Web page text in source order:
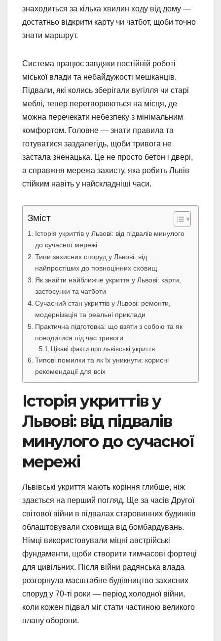
знаходиться за кілька хвилин ходу від дому —
достатньо відкрити карту чи чатбот, щоби точно
знати маршрут.
Система працює завдяки постійній роботі
міської влади та небайдужості мешканців.
Підвали, які колись зберігали вугілля чи старі
меблі, тепер перетворюються на місця, де
можна перечекати небезпеку з мінімальним
комфортом. Головне — знати правила та
готуватися заздалегідь, щоби тривога не
застала зненацька. Це не просто бетон і двері,
а справжня мережа захисту, яка робить Львів
стійким навіть у найскладніші часи.
Зміст
Історія укриттів у Львові: від підвалів минулого
до сучасної мережі
Типи захисних споруд у Львові: від
найпростіших до повноцінних сховищ
Як знайти найближче укриття у Львові: карти,
застосунки та чатботи
Сучасний стан укриттів у Львові: ремонти,
модернізація та реальні приклади
Практична підготовка: що взяти з собою та як
поводитися під час тривоги
Цікаві факти про львівські укриття
Типові помилки та як їх уникнути: корисні
рекомендації для всіх
Історія укриттів у
Львові: від підвалів
минулого до сучасної
мережі
Львівські укриття мають коріння глибше, ніж
здається на перший погляд. Ще за часів Другої
світової війни в підвалах старовинних будинків
облаштовували сховища від бомбардувань.
Німці використовували міцні австрійські
фундаменти, щоби створити тимчасові фортеці
для цивільних. Після війни радянська влада
розгорнула масштабне будівництво захисних
споруд у 70-ті роки — період холодної війни,
коли кожен підвал міг стати частиною великого
плану оборони.